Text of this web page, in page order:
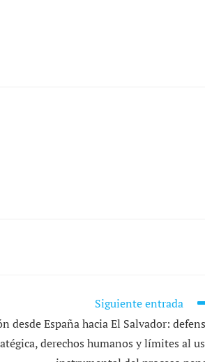
Siguiente entrada
desde España hacia El Salvador:
derechos humanos y límites al